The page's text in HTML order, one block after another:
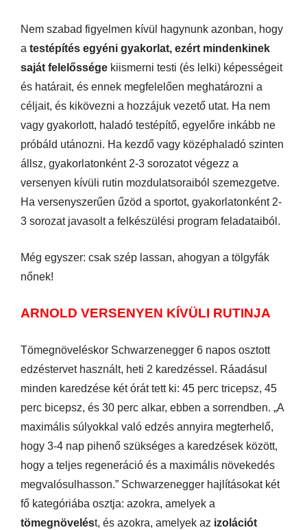
Nem szabad figyelmen kívül hagynunk azonban, hogy
a testépítés egyéni gyakorlat, ezért mindenkinek
saját felelőssége kiismerni testi (és lelki) képességeit
és határait, és ennek megfelelően meghatározni a
céljait, és kikövezni a hozzájuk vezető utat. Ha nem
vagy gyakorlott, haladó testépítő, egyelőre inkább ne
próbáld utánozni. Ha kezdő vagy középhaladó szinten
állsz, gyakorlatonként 2-3 sorozatot végezz a
versenyen kívüli rutin mozdulatsoraiból szemezgetve.
Ha versenyszerűen űzöd a sportot, gyakorlatonként 2-
3 sorozat javasolt a felkészülési program feladataiból.
Még egyszer: csak szép lassan, ahogyan a tölgyfák
nőnek!
ARNOLD VERSENYEN KÍVÜLI RUTINJA
Tömegnöveléskor Schwarzenegger 6 napos osztott
edzéstervet használt, heti 2 karedzéssel. Ráadásul
minden karedzése két órát tett ki: 45 perc tricepsz, 45
perc bicepsz, és 30 perc alkar, ebben a sorrendben. „A
maximális súlyokkal való edzés annyira megterhelő,
hogy 3-4 nap pihenő szükséges a karedzések között,
hogy a teljes regeneráció és a maximális növekedés
megvalósulhasson.” Schwarzenegger hajlításokat két
fő kategóriába osztja: azokra, amelyek a
tömegnövelést, és azokra, amelyek az izolációt